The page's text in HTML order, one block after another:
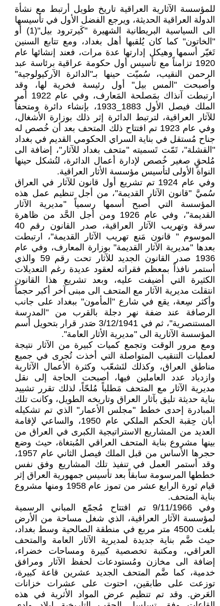
للمؤسسة الآثارية العراقية تاريخ طويل أرتبط مع نشأة
الدولة العراقية الحديثة، ويرجع الفضل الأول في تأسيسها
الى السياسية البريطانية الشهيرة "كَيرترود بيل"(1) أو
"الخاتون" كما كان يُلقبها أهل بغداد، ومع تتابع السنين
تَغيّر أسمها وهيكل إدارتها عدة مرات، فعند إنشائها عام
1920 تزامناً مع تأسيس أول حكومة عراقية برئاسة عبد
الرحمن النقيب، سُميّت حينها بـ"الدائرة الآركيولوجية"
وأصبحت "المس بيل" أول رئيسة فخرية لها، وقد
ارتبطت آنذاك بمَصلحة المَعارف، وفي عام 1922 أمر
الملك فيصل الأول 1883_1933، بإنشاء دائرة ومتحفاً
للآثار العراقية، لترتبط الدائرة إثر ذلك بوزارة الأشغال،
وفي عام 1923 تم افتتاح ذلك المتحف بعد أن خُصص له
جناح مُستقل في بناية السراي الحكومي القديم في بغداد
"القشلة"، تَمّت تَسميته "متحف بغداد للآثار"، إضافة الى
مُلحقٍ صغير خُصص لإدارة أعمال الدائرة، لتُشكل حينها
النواة الأولى لتأسيس مؤسسة الأثار العراقية.
وفي عام 1924 تم تشريع أول قانون للآثار في العراق
سُميَّ "قانون الآثار القديمة"، من أجل تنظيم عمل هذه
المؤسسة التي أصبح أسمها رسمياً "مديرية الآثار
القديمة"، وفي عام 1926 ومن أجل الحَّد من ظاهرة
سرقة وتهريب الآثار العراقية، صدر القانون رقم 40
الموسوم " قانون مَنع تهريب الآثار القديمة"، ارتبطت
بعدها "مديرية الآثار القديمة" بوزارة المعارف، وفي عام
1936 صدر القانون الجديد للآثار تحت رقم 59 والذي
أستمر نافذاً بمعظم فقراته لعقود عديدة رغم التعديلات
الكثيرة التي أضيفت عليه، وبعد تشريع هذا القانون
انتقلت مديرية الآثار مع المتحف الى مبنى آخر أكبر حجماً
وأكثر سِعة، يقع في شارع "المأمون" ببغداد على جانب
الرصافة عند ضفة نهر دجلة بالقرب من "المدرسة
المستنصرية"، ثم في 3/12/1941 صَدر قرار بتحويل أسم
المؤسسة الآثارية الى "مديرية الأثار العامة".
ومع مرور الوقت وتجمع كميات كبيرة من الآثار نتيجة
لعمليات التنقيب المتواصلة التي أخذت تُجرى في جميع
مناطق العراق، وكذلك لتَشعّب وكثرة الأعمال الآثارية
وازدياد عدد العاملين فيها، أصبحت الحاجة إلى نقل
مديرية الآثار مع المتحف مَطلباً مُلحّاً، لذلك تقرر تشييد
بناية حديثة تليق بآثار العراق وتاريخه الطويل، وكانت تلك
المبادرة إحدى خطط "مجلس الأعمار" الذي تم تشكيله
أبان حِقبة الحكم الملكي عام 1950، والساعي لإقامة
العديد من المشاريع الاستراتيجية الكبرى في العراق من
بينها مشروع بناية المتحف العراقي المُبتغاة، حيث وضع
حجرها الأساس من قبل الملك فيصل الثاني عام 1957،
وقد أستمر العمل في تنفيذ تلك المشاريع وفق نفس
خططها المرسومة سابقاً بعد تأسيس جمهورية العراق إثر
قيام ثورة الرابع عشر من تموز عام 1958 ومنها مشروع
بناية المتحف.
وفي 9/11/1966 تم افتتاح مُجمّع المباني الرسمية
لمؤسسة الآثار العراقية، الذي شغل مساحة من الأرض
بلغت 4500 متر مربع في منطقة الصالحية وسط بغداد،
حيث ضَّم بناية جديدة لمديرية الآثار العامة والمتحف
العراقي، ومكتبة تخصصية كبيرة ومساحات خضراء،
إضافة الى مخازن ومُستودعات لحفظ الآثار ومرافق
خدمية، كما ضَّم المتحف الجديد عشرين قاعة كبيرة،
توزعت على طابقين، احتوت على عشرات خزانات
العَرض. وقد تم تنظيم عرض المواد الأثرية في هذه